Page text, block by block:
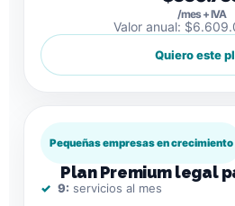
/mes + IVA
Valor anual:
Quiero este
Pequeñas empresas en crecimiento
Plan Premium legal
9: servicios al mes